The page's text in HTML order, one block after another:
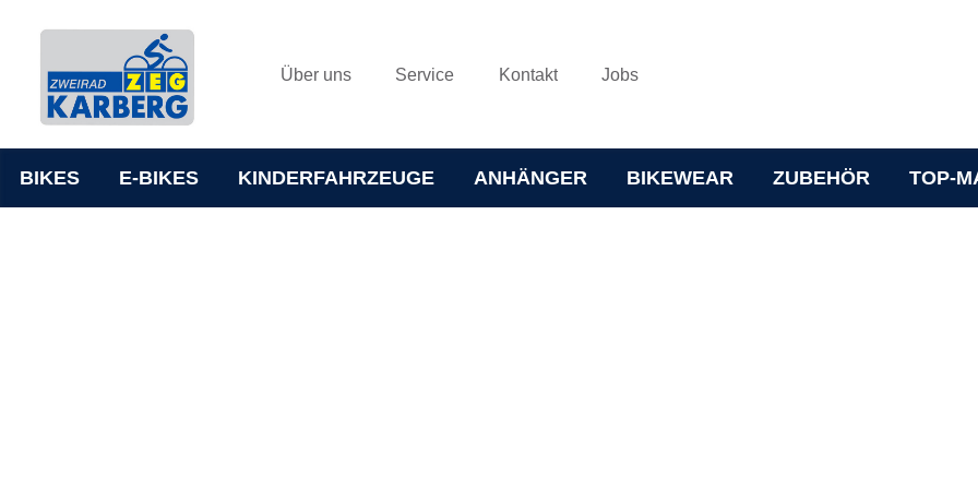
Über uns Service Kontakt Jobs
BIKES E-BIKES KINDERFAHRZEUGE ANHÄNGER BIKEWEAR ZUBEHÖR TOP-